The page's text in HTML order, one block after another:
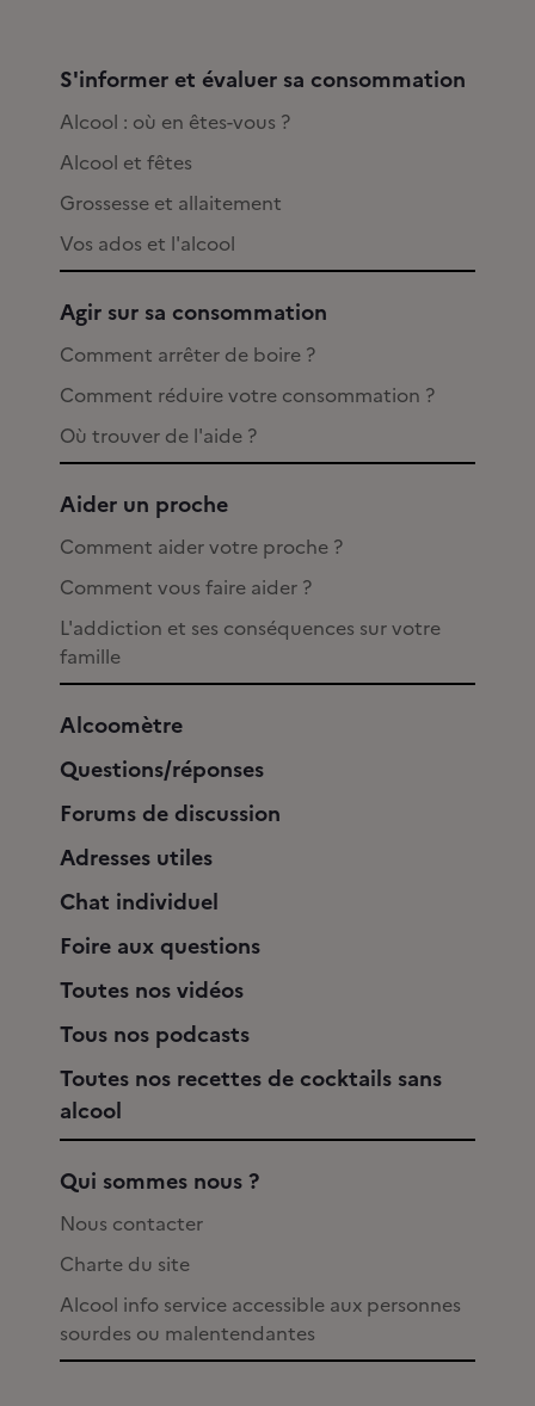
S'informer et évaluer sa consommation
Alcool : où en êtes-vous ?
Alcool et fêtes
Grossesse et allaitement
Vos ados et l'alcool
Agir sur sa consommation
Comment arrêter de boire ?
Comment réduire votre consommation ?
Où trouver de l'aide ?
Aider un proche
Comment aider votre proche ?
Comment vous faire aider ?
L'addiction et ses conséquences sur votre
famille
Alcoomètre
Questions/réponses
Forums de discussion
Adresses utiles
Chat individuel
Foire aux questions
Toutes nos vidéos
Tous nos podcasts
Toutes nos recettes de cocktails sans
alcool
Qui sommes nous ?
Nous contacter
Charte du site
Alcool info service accessible aux personnes
sourdes ou malentendantes